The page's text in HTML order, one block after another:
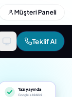
Müşteri Paneli
Teklif Al
Google’a bildirildi